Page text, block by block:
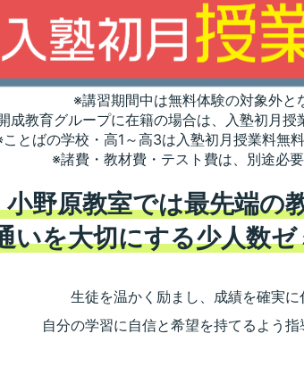
※講習期間中は無料体験の対象外と
成教育グループに在籍の場合は、入塾初月授
ことばの学校・高1～高3は入塾初月授業料無
※諸費・教材費・テスト費は、別途必要
野原教室では最先端の
いを大切にする少人数
生徒を温かく励まし、成績を確実に
自分の学習に自信と希望を持てるよう指